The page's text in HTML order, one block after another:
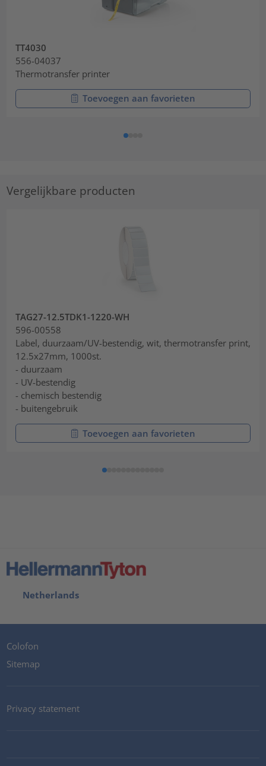
TT4030
556-04037
Thermotransfer printer
Toevoegen aan favorieten
Vergelijkbare producten
TAG27-12.5TDK1-1220-WH
596-00558
Label, duurzaam/UV-bestendig, wit, thermotransfer print,
12.5x27mm, 1000st.
- duurzaam
- UV-bestendig
- chemisch bestendig
- buitengebruik
Toevoegen aan favorieten
Netherlands
Colofon
Sitemap
Privacy statement